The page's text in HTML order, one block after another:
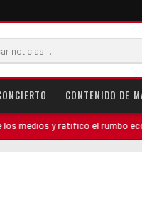
CONTENIDO DE
medios y ratificó el rumbo